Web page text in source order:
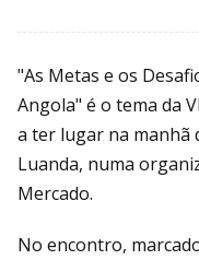
"As Metas e os
Angola" é o tema da
a ter lugar na manhã
Luanda, numa
Mercado.
No encontro,